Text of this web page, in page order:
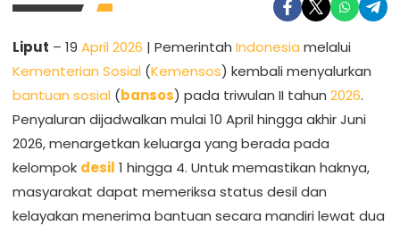
Liput – 19 April 2026 | Pemerintah Indonesia melalui
Kementerian Sosial (Kemensos) kembali menyalurkan
bantuan sosial (bansos) pada triwulan II tahun 2026.
Penyaluran dijadwalkan mulai 10 April hingga akhir Juni
2026, menargetkan keluarga yang berada pada
kelompok desil 1 hingga 4. Untuk memastikan haknya,
masyarakat dapat memeriksa status desil dan
kelayakan menerima bantuan secara mandiri lewat dua